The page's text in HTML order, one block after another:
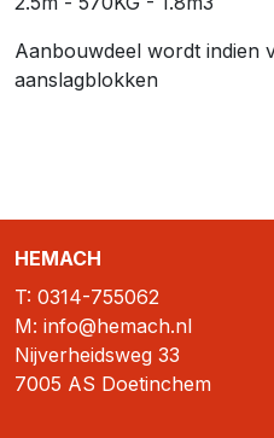
Aanbouwdeel wordt indien
aanslagblokken
HEMACH
T: 0314-755062
M: info@hemach.nl
Nijverheidsweg 33
7005 AS Doetinchem